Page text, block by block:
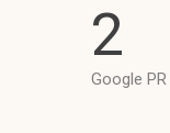
2
Google PR